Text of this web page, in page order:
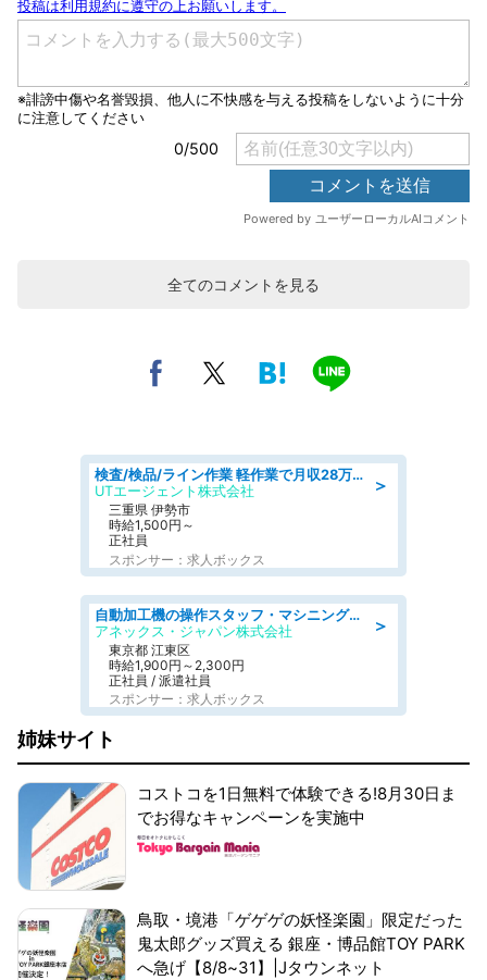
全てのコメントを見る
＞
検査/検品/ライン作業 軽作業で月収28万円可 センサー部品の箱詰め 日勤 土日休
UTエージェント株式会社
三重県 伊勢市
時給1,500円～
正社員
スポンサー：求人ボックス
＞
自動加工機の操作スタッフ・マシニングセンタ/工業系卒歓迎/未経験OK/ブランクOK/転勤なし/定年なし
アネックス・ジャパン株式会社
東京都 江東区
時給1,900円～2,300円
正社員 / 派遣社員
スポンサー：求人ボックス
姉妹サイト
コストコを1日無料で体験できる!8月30日ま
でお得なキャンペーンを実施中
鳥取・境港「ゲゲゲの妖怪楽園」限定だった
鬼太郎グッズ買える 銀座・博品館TOY PARK
へ急げ【8/8~31】|Jタウンネット